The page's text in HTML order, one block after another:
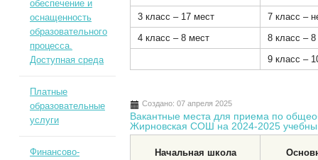
3 класс – 17 мест
7 класс –
4 класс – 8 мест
8 класс –
9 класс –
Создано: 07 апреля 2025
Вакантные места для приема по
Жирновская СОШ на 2024-2025
Начальная школа
обеспечение и
оснащенность
образовательного
процесса.
Доступная среда
Платные
образовательные
услуги
Финансово-